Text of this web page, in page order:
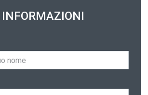
INFORMAZIONI